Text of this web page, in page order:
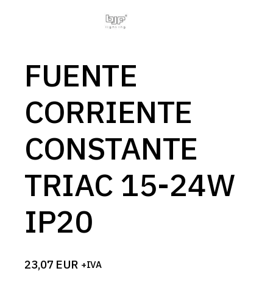
FUENTE
CORRIENTE
CONSTANTE
TRIAC 15-24W
IP20
23,07 EUR +IVA